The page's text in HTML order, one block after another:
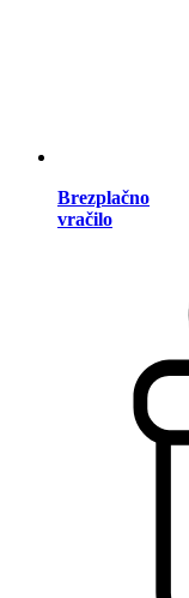
Brezplačno
vračilo